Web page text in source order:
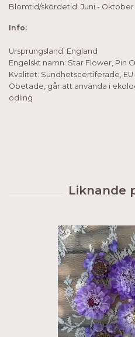
Blomtid/skördetid: Juni - Oktober
Info:
Ursprungsland: England
Engelskt namn: Star Flower, Pin
Kvalitet: Sundhetscertiferade,
Obetade, går att använda i
odling